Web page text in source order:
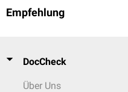
Empfehlung
DocCheck
Über Uns